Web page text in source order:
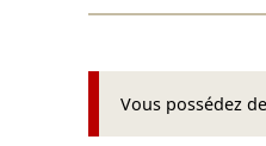
Vous possédez